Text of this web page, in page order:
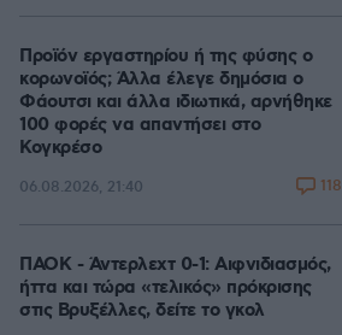
Προϊόν εργαστηρίου ή της φύσης ο
κορωνοϊός; Άλλα έλεγε δημόσια ο
Φάουτσι και άλλα ιδιωτικά, αρνήθηκε
100 φορές να απαντήσει στο
Κογκρέσο
06.08.2026, 21:40 118
ΠΑΟΚ - Άντερλεχτ 0-1: Αιφνιδιασμός,
ήττα και τώρα «τελικός» πρόκρισης
στις Βρυξέλλες, δείτε το γκολ